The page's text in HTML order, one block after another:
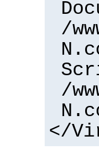
/
/
</